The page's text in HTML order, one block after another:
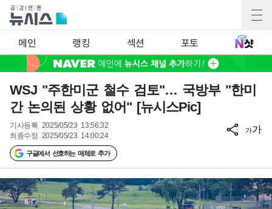
메인 랭킹 섹션 포토
WSJ "주한미군 철수 검토"… 국방부 "한미
간 논의된 상황 없어" [뉴시스Pic]
기사등록 2025/05/23 13:56:32
최종수정 2025/05/23 14:00:24
구글에서 선호하는 매체로 추가
가가